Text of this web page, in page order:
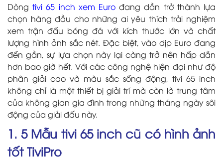
Dòngtivi 65 inch xem Euro đang dần trở thành lựa
chọn hàng đầu cho những ai yêu thích trải nghiệm
xem trận đấu bóng đá với kích thước lớn và chất
lượng hình ảnh sắc nét. Đặc biệt, vào dịp Euro đang
đến gần, sự lựa chọn này lại càng trở nên hấp dẫn
hơn bao giờ hết. Với các công nghệ hiện đại như độ
phân giải cao và màu sắc sống động, tivi 65 inch
không chỉ là một thiết bị giải trí mà còn là trung tâm
của không gian gia đình trong những tháng ngày sôi
động của giải đấu này.
1. 5 Mẫu tivi 65 inch cũ có hình ảnh
tốt TiviPro